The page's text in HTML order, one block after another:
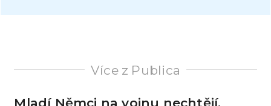
Více z Publica
Mladí Němci na vojnu nechtějí.